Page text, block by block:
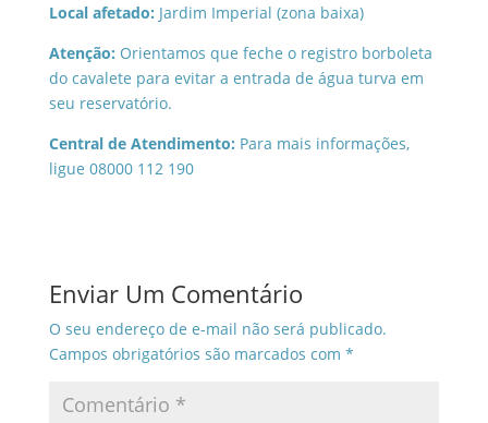
Local afetado: Jardim Imperial (zona baixa)
Atenção: Orientamos que feche o registro borboleta
do cavalete para evitar a entrada de água turva em
seu reservatório.
Central de Atendimento: Para mais informações,
ligue 08000 112 190
Enviar Um Comentário
O seu endereço de e-mail não será publicado.
Campos obrigatórios são marcados com *